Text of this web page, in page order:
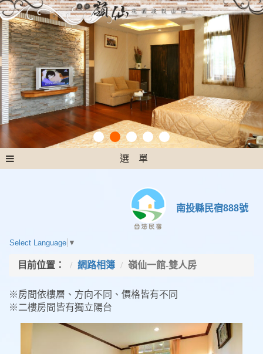
選 單
南投縣民宿888號
Select Language ▼
目前位置： 網路相簿 嶺仙一館-雙人房
※房間依樓層、方向不同、價格皆有不同
※二樓房間皆有獨立陽台